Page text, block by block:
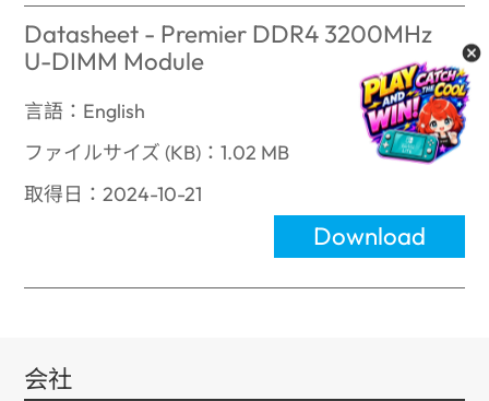
Datasheet - Premier DDR4 3200MHz
U-DIMM Module
言語：English
ファイルサイズ (KB)：1.02 MB
取得日：2024-10-21
Download
会社